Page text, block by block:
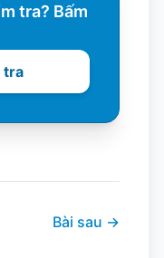
tra? Bấm
tra
Bài sau →